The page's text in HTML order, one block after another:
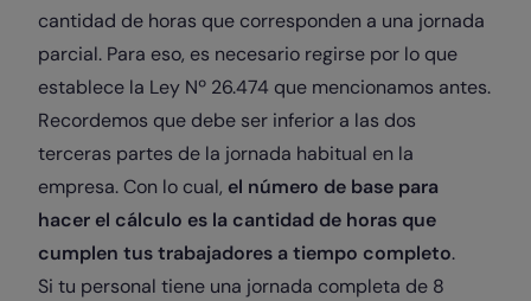
cantidad de horas que corresponden a una jornada
parcial. Para eso, es necesario regirse por lo que
establece la Ley Nº 26.474 que mencionamos antes.
Recordemos que debe ser inferior a las dos
terceras partes de la jornada habitual en la
empresa. Con lo cual, el número de base para
hacer el cálculo es la cantidad de horas que
cumplen tus trabajadores a tiempo completo.
Si tu personal tiene una jornada completa de 8